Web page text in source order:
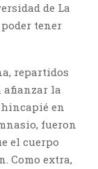
de La
tener
repartidos
afianzar la
en
fueron
el cuerpo
Como extra,